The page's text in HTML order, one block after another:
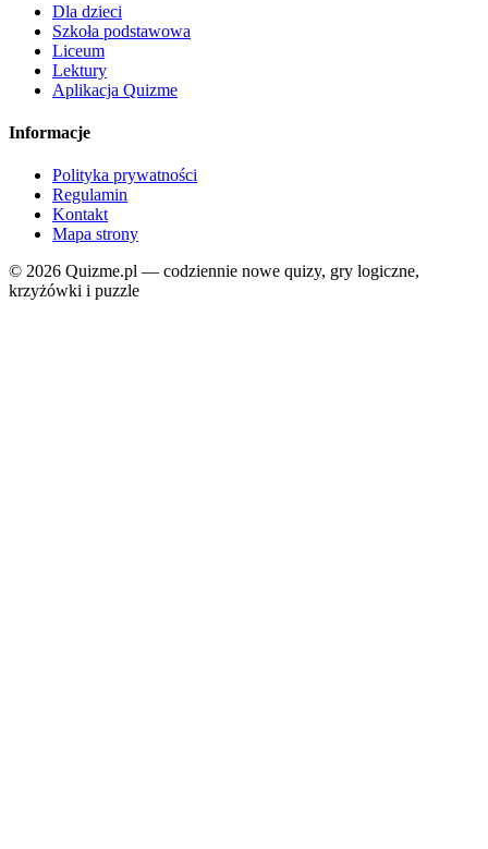
Dla dzieci
Szkoła podstawowa
Liceum
Lektury
Aplikacja Quizme
Informacje
Polityka prywatności
Regulamin
Kontakt
Mapa strony
© 2026 Quizme.pl — codziennie nowe quizy, gry logiczne,
krzyżówki i puzzle